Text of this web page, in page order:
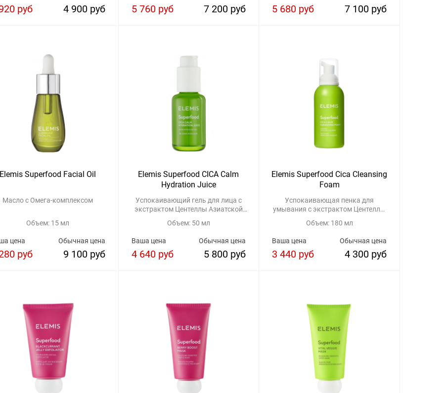
4 900 руб
руб 7 200 руб
5 760 руб 7 100 руб
5 680 руб
Elemis Superfood Facial Oil
Масло с Омега-комплексом
Объем: 15 мл
Обычная цена
9 100 руб
цена
руб
Elemis Superfood CICA Calm
Hydration Juice
Успокаивающий гель для лица с
экстрактом Центеллы Азиатской
Объем: 50 мл
Обычная цена
5 800 руб
Ваша цена
4 640 руб
Elemis Superfood Cica Cleansing
Foam
Успокаивающая пенка для
умывания с экстрактом Центеллы
Объем: 180 мл
Обычная цена
4 300 руб
Ваша цена
3 440 руб